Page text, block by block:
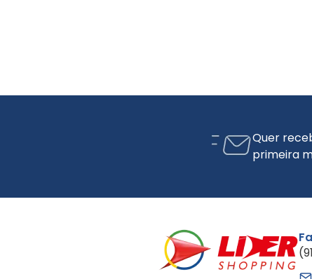
Quer
primeira